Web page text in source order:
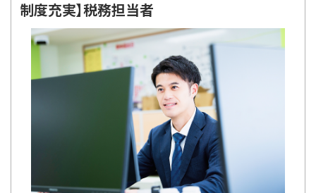
制度充実】税務担当者